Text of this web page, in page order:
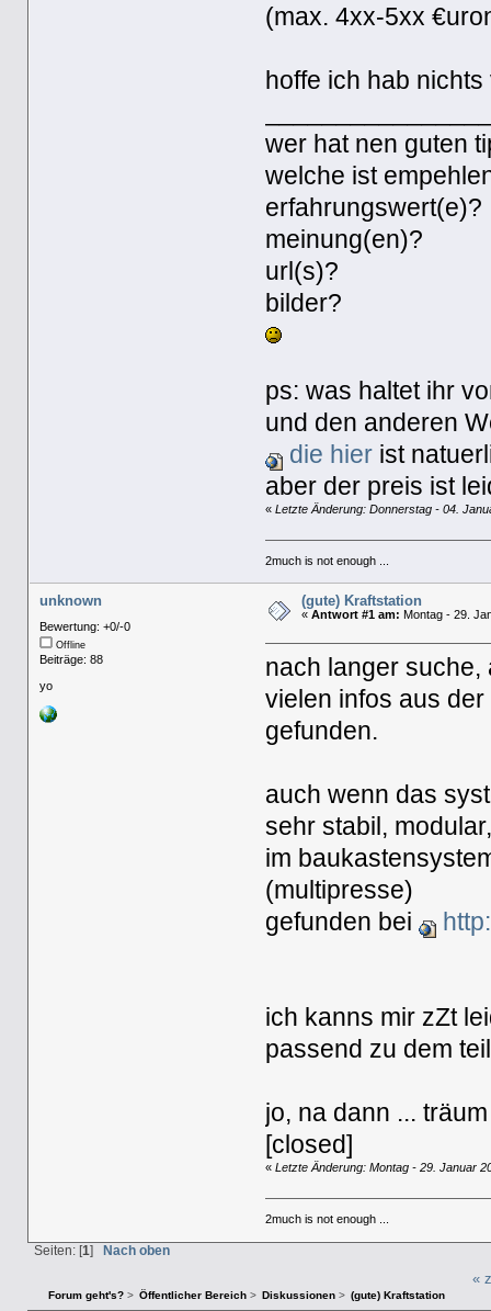
(max. 4xx-5xx
hoffe ich hab
wer hat nen guten
welche ist
erfahrungswert(e)?
meinung(en)?
url(s)?
bilder?
ps: was haltet ihr
und den anderen
die hier ist
aber der preis ist
«Letzte Änderung: Donnerstag - 04.
2much is not enough ...
unknown
Bewertung: +0/-0
Offline
Beiträge: 88
yo
(gute) Kraftstation
« Antwort #1 am: Montag - 29.
nach langer
vielen infos aus
gefunden.
auch wenn das
sehr stabil,
im
(multipresse)
gefunden bei
ich kanns mir zZt
passend zu dem
jo, na dann ...
[closed]
«Letzte Änderung: Montag - 29. Januar
2much is not enough ...
Seiten: [1] Nach oben
«
Forum geht's?> Öffentlicher Bereich > Diskussionen > (gute) Kraftstation